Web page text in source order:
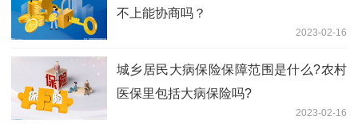
不上能协商吗？
2023-02-16
城乡居民大病保险保障范围是什么?农村
医保里包括大病保险吗?
2023-02-16